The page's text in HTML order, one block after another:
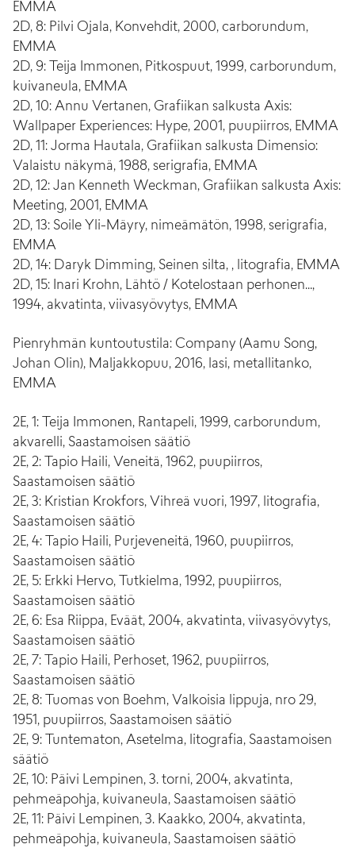
EMMA
2D, 8: Pilvi Ojala, Konvehdit, 2000, carborundum,
EMMA
2D, 9: Teija Immonen, Pitkospuut, 1999, carborundum,
kuivaneula, EMMA
2D, 10: Annu Vertanen, Grafiikan salkusta Axis:
Wallpaper Experiences: Hype, 2001, puupiirros, EMMA
2D, 11: Jorma Hautala, Grafiikan salkusta Dimensio:
Valaistu näkymä, 1988, serigrafia, EMMA
2D, 12: Jan Kenneth Weckman, Grafiikan salkusta Axis:
Meeting, 2001, EMMA
2D, 13: Soile Yli-Mäyry, nimeämätön, 1998, serigrafia,
EMMA
2D, 14: Daryk Dimming, Seinen silta, , litografia, EMMA
2D, 15: Inari Krohn, Lähtö / Kotelostaan perhonen…,
1994, akvatinta, viivasyövytys, EMMA
Pienryhmän kuntoutustila: Company (Aamu Song,
Johan Olin), Maljakkopuu, 2016, lasi, metallitanko,
EMMA
2E, 1: Teija Immonen, Rantapeli, 1999, carborundum,
akvarelli, Saastamoisen säätiö
2E, 2: Tapio Haili, Veneitä, 1962, puupiirros,
Saastamoisen säätiö
2E, 3: Kristian Krokfors, Vihreä vuori, 1997, litografia,
Saastamoisen säätiö
2E, 4: Tapio Haili, Purjeveneitä, 1960, puupiirros,
Saastamoisen säätiö
2E, 5: Erkki Hervo, Tutkielma, 1992, puupiirros,
Saastamoisen säätiö
2E, 6: Esa Riippa, Eväät, 2004, akvatinta, viivasyövytys,
Saastamoisen säätiö
2E, 7: Tapio Haili, Perhoset, 1962, puupiirros,
Saastamoisen säätiö
2E, 8: Tuomas von Boehm, Valkoisia lippuja, nro 29,
1951, puupiirros, Saastamoisen säätiö
2E, 9: Tuntematon, Asetelma, litografia, Saastamoisen
säätiö
2E, 10: Päivi Lempinen, 3. torni, 2004, akvatinta,
pehmeäpohja, kuivaneula, Saastamoisen säätiö
2E, 11: Päivi Lempinen, 3. Kaakko, 2004, akvatinta,
pehmeäpohja, kuivaneula, Saastamoisen säätiö